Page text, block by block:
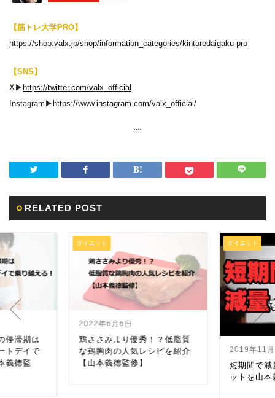
【筋トレ大学PRO】
https://shop.valx.jp/shop/information_categories/kintoredaigaku-pro
【SNS】
X▶︎ https://twitter.com/valx_official
Instagram▶︎ https://www.instagram.com/valx_official/
RELATED POST
停滞期は
トデイで
義徳監
ダイエット
2022年6月6日
鶏ささみより優秀！？低脂質
な鶏胸肉の人気レシピを紹介
【山本義徳監修】
ダイエット
2019年11
短期間で減
ットを山